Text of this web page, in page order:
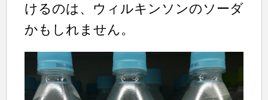
けるのは、ウィルキンソンのソーダ
かもしれません。